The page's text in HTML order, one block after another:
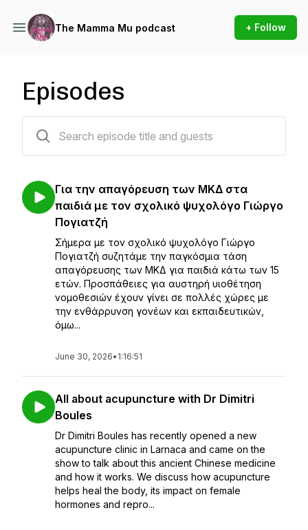
The Mamma Mu podcast + Follow
Episodes
Για την απαγόρευση των ΜΚΔ στα
παιδιά με τον σχολικό ψυχολόγο Γιώργο
Πογιατζή
Σήμερα με τον σχολικό ψυχολόγο Γιώργο
Πογιατζή συζητάμε την παγκόσμια τάση
απαγόρευσης των ΜΚΔ για παιδιά κάτω των 15
ετών. Προσπάθειες για αυστηρή υιοθέτηση
νομοθεσιών έχουν γίνει σε πολλές χώρες με
την ενθάρρυνση γονέων και εκπαιδευτικών,
όμω...
June 30, 2026• 1:16:51
All about acupuncture with Dr Dimitri
Boules
Dr Dimitri Boules has recently opened a new
acupuncture clinic in Larnaca and came on the
show to talk about this ancient Chinese medicine
and how it works. We discuss how acupuncture
helps heal the body, its impact on female
hormones and repro...